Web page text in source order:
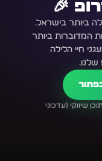
🎉
ביותר בישראל.
המדוברות ביותר
חיי הלילה
שלנו.
שיווקי (עדכוני